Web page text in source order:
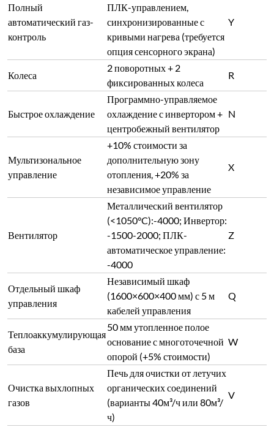
Полный
автоматический газ-
контроль
ПЛК-управлением,
синхронизированные с
кривыми нагрева (требуется
опция сенсорного экрана)
Y
Колеса
2 поворотных + 2
фиксированных колеса
R
Быстрое охлаждение
Программно-управляемое
охлаждение с инвертором +
центробежный вентилятор
N
Мультизональное
управление
+10% стоимости за
дополнительную зону
отопления, +20% за
независимое управление
X
Вентилятор
Металлический вентилятор
(<1050°C):-4000; Инвертор:
-1500-2000; ПЛК-
автоматическое управление:
-4000
Z
Отдельный шкаф
управления
Независимый шкаф
(1600×600×400 мм) с 5 м
кабелей управления
Q
Теплоаккумулирующая
база
50 мм утопленное полое
основание с многоточечной
опорой (+5% стоимости)
W
Очистка выхлопных
газов
Печь для очистки от летучих
органических соединений
(варианты 40м³/ч или 80м³/
ч)
V